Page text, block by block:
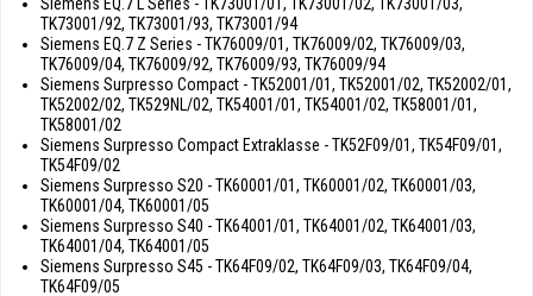
TK73001/92, TK73001/93, TK73001/94
Siemens EQ.7 Z Series - TK76009/01, TK76009/02, TK76009/03,
TK76009/04, TK76009/92, TK76009/93, TK76009/94
Siemens Surpresso Compact - TK52001/01, TK52001/02, TK52002/01,
TK52002/02, TK529NL/02, TK54001/01, TK54001/02, TK58001/01,
TK58001/02
Siemens Surpresso Compact Extraklasse - TK52F09/01, TK54F09/01,
TK54F09/02
Siemens Surpresso S20 - TK60001/01, TK60001/02, TK60001/03,
TK60001/04, TK60001/05
Siemens Surpresso S40 - TK64001/01, TK64001/02, TK64001/03,
TK64001/04, TK64001/05
Siemens Surpresso S45 - TK64F09/02, TK64F09/03, TK64F09/04,
TK64F09/05